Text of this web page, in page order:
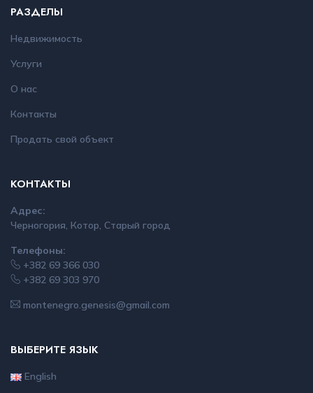
РАЗДЕЛЫ
Недвижимость
Услуги
О нас
Контакты
Продать свой объект
КОНТАКТЫ
Адрес:
Черногория, Котор, Старый город
Телефоны:
+382 69 366 030
+382 69 303 970
montenegro.genesis@gmail.com
ВЫБЕРИТЕ ЯЗЫК
English